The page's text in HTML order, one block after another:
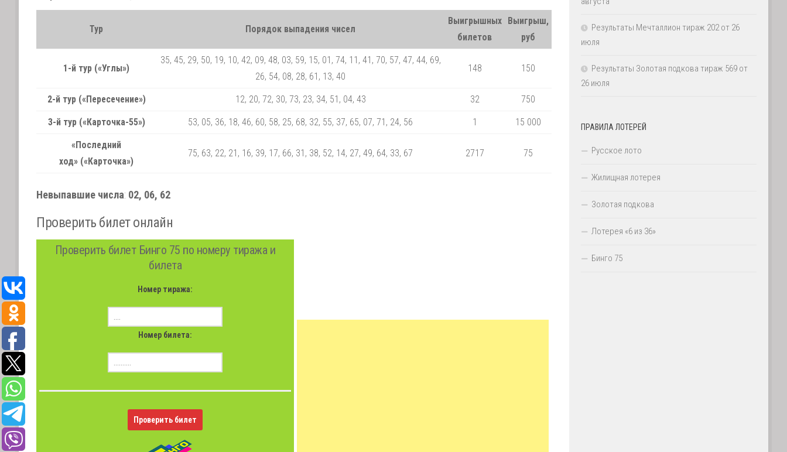
Тур Порядок выпадения чисел
Выигрышных
билетов
Выигрыш,
руб
1-й тур («Углы»)
35, 45, 29, 50, 19, 10, 42, 09, 48, 03, 59, 15, 01, 74, 11, 41, 70, 57, 47, 44, 69,
26, 54, 08, 28, 61, 13, 40
148 150
2-й тур («Пересечение») 12, 20, 72, 30, 73, 23, 34, 51, 04, 43 32 750
3-й тур («Карточка-55») 53, 05, 36, 18, 46, 60, 58, 25, 68, 32, 55, 37, 65, 07, 71, 24, 56 1 15 000
«Последний
ход» («Карточка»)
75, 63, 22, 21, 16, 39, 17, 66, 31, 38, 52, 14, 27, 49, 64, 33, 67 2717 75
Невыпавшие числа: 02, 06, 62
Проверить билет онлайн
Проверить билет Бинго 75 по номеру тиража и
билета
Номер тиража:
Номер билета:
Проверить билет
Результаты Мечталлион тираж 202 от 26
июля
Результаты Золотая подкова тираж 569 от
26 июля
ПРАВИЛА ЛОТЕРЕЙ
Русское лото
Жилищная лотерея
Золотая подкова
Лотерея «6 из 36»
Бинго 75